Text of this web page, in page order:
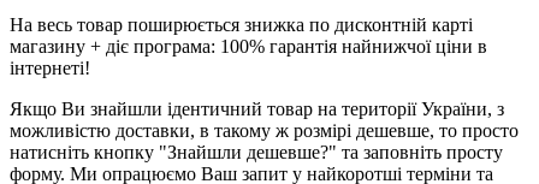
На весь товар поширюється знижка по дисконтній карті
магазину + діє програма: 100% гарантія найнижчої ціни в
інтернеті!
Якщо Ви знайшли ідентичний товар на території України, з
можливістю доставки, в такому ж розмірі дешевше, то просто
натисніть кнопку "Знайшли дешевше?" та заповніть просту
форму. Ми опрацюємо Ваш запит у найкоротші терміни та